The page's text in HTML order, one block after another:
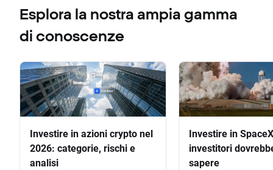
Esplora la nostra ampia gamma
di conoscenze
Investire in azioni crypto nel
2026: categorie, rischi e
analisi
Investire in
investitori
sapere